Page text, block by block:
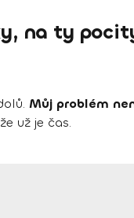
na ty
Můj problém
už je čas.